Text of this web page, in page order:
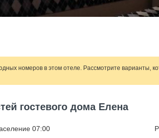
номеров в этом отеле. Рассмотрите варианты,
гостевого дома Елена
07:00